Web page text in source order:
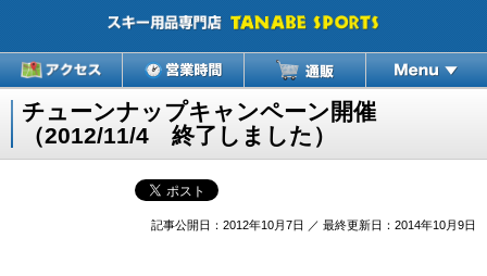
チューンナップキャンペーン開催
（2012/11/4 終了しました）
記事公開日：2012年10月7日 ／ 最終更新日：2014年10月9日